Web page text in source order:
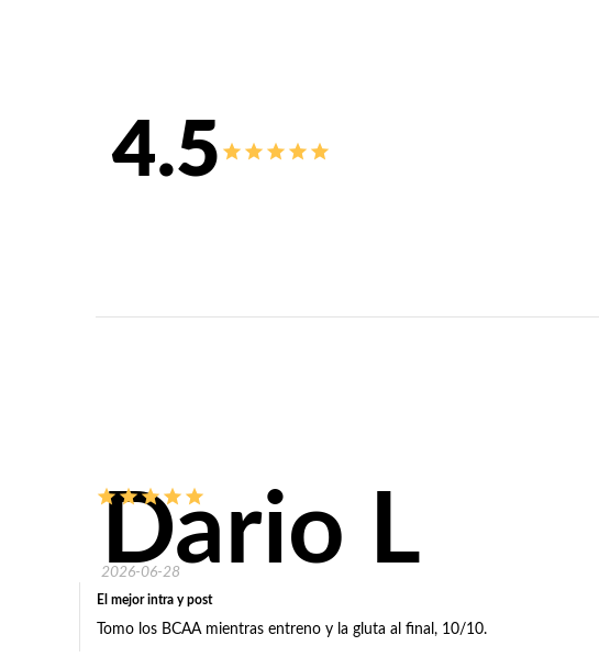
4.5
Dario L
2026-06-28
El mejor intra y post
Tomo los BCAA mientras entreno y la gluta al final, 10/10.